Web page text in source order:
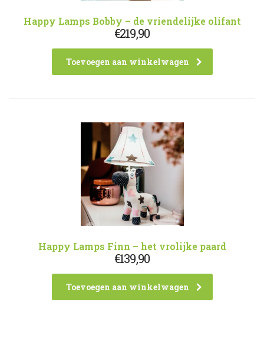
Happy Lamps Bobby – de vriendelijke olifant
€219,90
Toevoegen aan winkelwagen
Happy Lamps Finn – het vrolijke paard
€139,90
Toevoegen aan winkelwagen